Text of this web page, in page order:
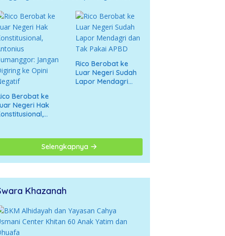
Berobat ke
Negeri Hak
ke Opini
Rico Berobat ke
Luar Negeri Sudah
Lapor Mendagri
Selengkapnya
Khazanah